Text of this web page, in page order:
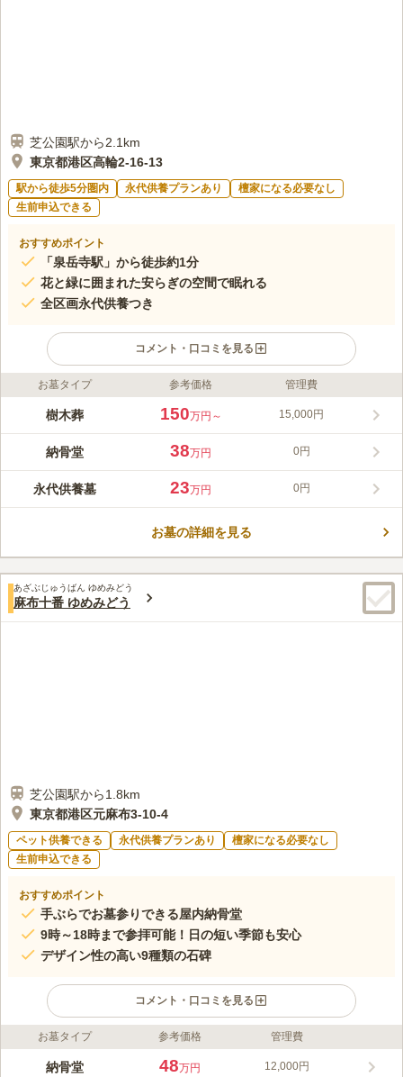
芝公園駅から2.1km
東京都港区高輪2-16-13
駅から徒歩5分圏内 永代供養プランあり
檀家になる必要なし
生前申込できる
おすすめポイント
「泉岳寺駅」から徒歩約1分
花と緑に囲まれた安らぎの空間で眠れる
全区画永代供養つき
コメント・口コミを見る
ライフドット編集部のコメント
道往寺 高輪庭苑は、「泉岳寺駅」から徒歩約1分、「白金高輪
墓です。宗教・宗派は不問、継承者の必要もなく、だれでも安心
して購入することができます。檀家になる必要もなく、寺の住職
ー非対応ですが、寺院建物はエレベーター付きで車椅子等にも対
応しています。
坂道の高低差を生かした庭園作りをされていて、お花が溢れてい
ました。泉岳寺駅周辺は駅めぼしい食事所は見当たりませんでしたが、高
輪ゲートウェイ駅周辺には幾つからありそうです。
お墓タイプ 参考価格 管理費
樹木葬 150万円～ 15,000円
納骨堂 38万円 0円
永代供養墓 23万円 0円
お墓の詳細を見る
あざぶじゅうばん ゆめみどう
麻布十番 ゆめみどう
芝公園駅から1.8km
東京都港区元麻布3-10-4
ペット供養できる 永代供養プランあり
檀家になる必要なし
生前申込できる
おすすめポイント
手ぶらでお墓参りできる屋内納骨堂
9時～18時まで参拝可能！日の短い季節も安心
デザイン性の高い9種類の石碑
コメント・口コミを見る
ライフドット編集部のコメント
都内有数の高級住宅街・麻布十番にある曹洞宗の寺院「龍澤寺」
お墓タイプ 参考価格 管理費
納骨堂 48万円 12,000円